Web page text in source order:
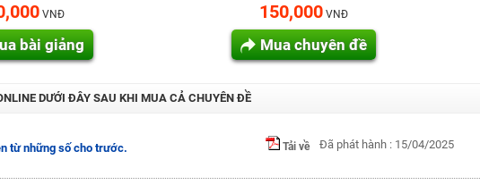
VNĐ
bài giảng
150,000 VNĐ
Mua chuyên đề
DƯỚI ĐÂY SAU KHI MUA CẢ CHUYÊN ĐỀ
từ những số cho trước. Tải về Đã phát hành : 15/04/2025